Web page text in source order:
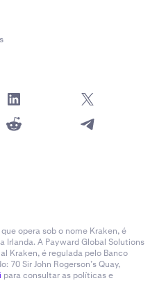
opera sob o nome Kraken, é
Irlanda. A Payward Global Solutions
Kraken, é regulada pelo Banco
70 Sir John Rogerson’s Quay,
para consultar as políticas e